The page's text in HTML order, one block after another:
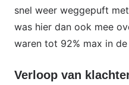
snel weer weggepuft
was hier dan ook mee
waren tot 92% max in de
Verloop van